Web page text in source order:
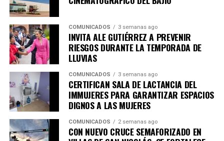
COMUNICADOS 3 semanas ago
INVITA ALE GUTIÉRREZ A PREVENIR
RIESGOS DURANTE LA TEMPORADA DE
LLUVIAS
COMUNICADOS 3 semanas ago
CERTIFICAN SALA DE LACTANCIA DEL
IMMUJERES PARA GARANTIZAR ESPACIOS
DIGNOS A LAS MUJERES
COMUNICADOS 2 semanas ago
CON NUEVO CRUCE SEMAFORIZADO EN